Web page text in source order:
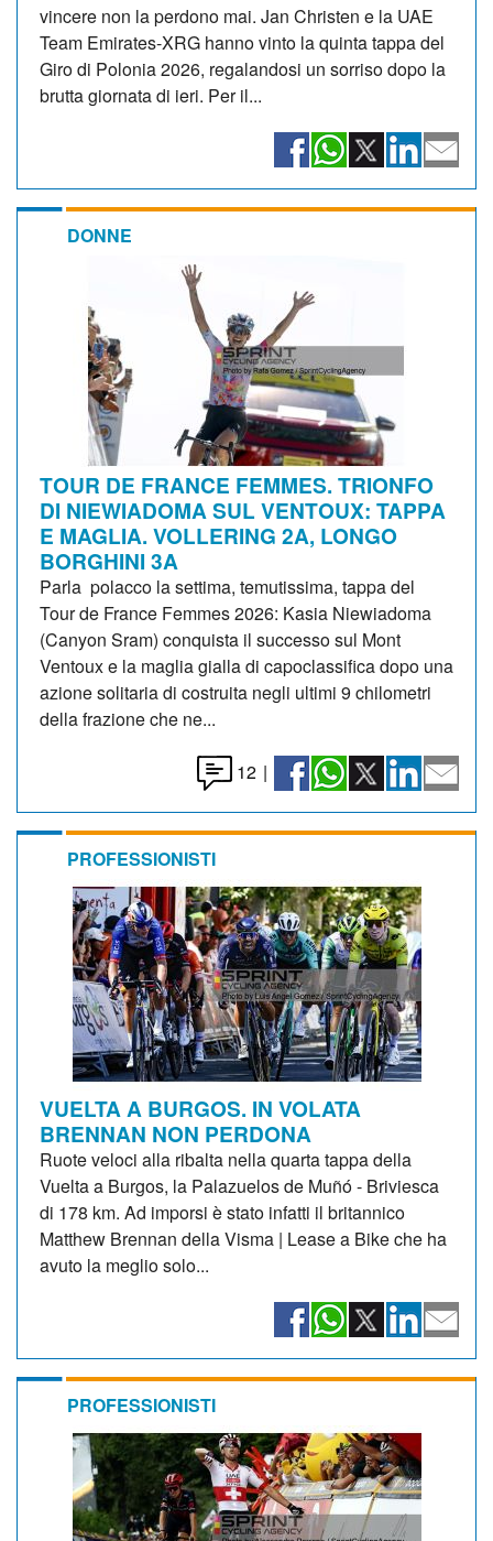
vincere non la perdono mai. Jan Christen e la UAE
Team Emirates-XRG hanno vinto la quinta tappa del
Giro di Polonia 2026, regalandosi un sorriso dopo la
brutta giornata di ieri. Per il...
DONNE
TOUR DE FRANCE FEMMES. TRIONFO
DI NIEWIADOMA SUL VENTOUX: TAPPA
E MAGLIA. VOLLERING 2A, LONGO
BORGHINI 3A
Parla polacco la settima, temutissima, tappa del
Tour de France Femmes 2026: Kasia Niewiadoma
(Canyon Sram) conquista il successo sul Mont
Ventoux e la maglia gialla di capoclassifica dopo una
azione solitaria di costruita negli ultimi 9 chilometri
della frazione che ne...
12 |
PROFESSIONISTI
VUELTA A BURGOS. IN VOLATA
BRENNAN NON PERDONA
Ruote veloci alla ribalta nella quarta tappa della
Vuelta a Burgos, la Palazuelos de Muñó - Briviesca
di 178 km. Ad imporsi è stato infatti il britannico
Matthew Brennan della Visma | Lease a Bike che ha
avuto la meglio solo...
PROFESSIONISTI